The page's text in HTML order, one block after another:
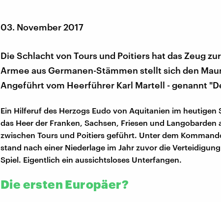
03. November 2017
Die Schlacht von Tours und Poitiers hat das Zeug
Armee aus Germanen-Stämmen stellt sich den
Angeführt vom Heerführer Karl Martell - genannt
Ein Hilferuf des Herzogs Eudo von Aquitanien im heutigen
das Heer der Franken, Sachsen, Friesen und Langobarden
zwischen Tours und Poitiers geführt. Unter dem
stand nach einer Niederlage im Jahr zuvor die
Spiel. Eigentlich ein aussichtsloses Unterfangen.
Die ersten Europäer?